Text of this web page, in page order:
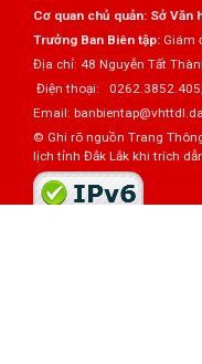
Cơ quan chủ quản: Sở Văn
Trưởng Ban Biên tập: Giám
Địa chỉ: 48 Nguyễn Tất
Điện thoại:
Email:
© Ghi rõ nguồn Trang
lịch tỉnh Đắk Lắk khi trích